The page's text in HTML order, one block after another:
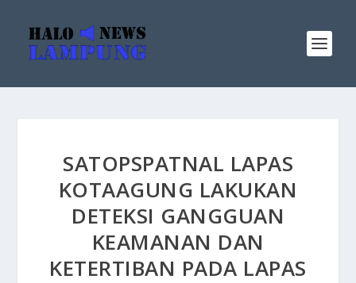
SATOPSPATNAL LAPAS
KOTAAGUNG LAKUKAN
DETEKSI GANGGUAN
KEAMANAN DAN
KETERTIBAN PADA LAPAS